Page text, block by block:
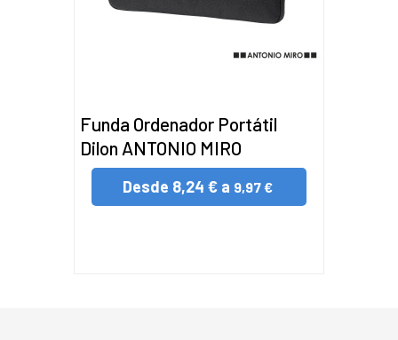
Funda Ordenador Portátil
Dilon ANTONIO MIRO
Desde 8,24 € a 9,97 €